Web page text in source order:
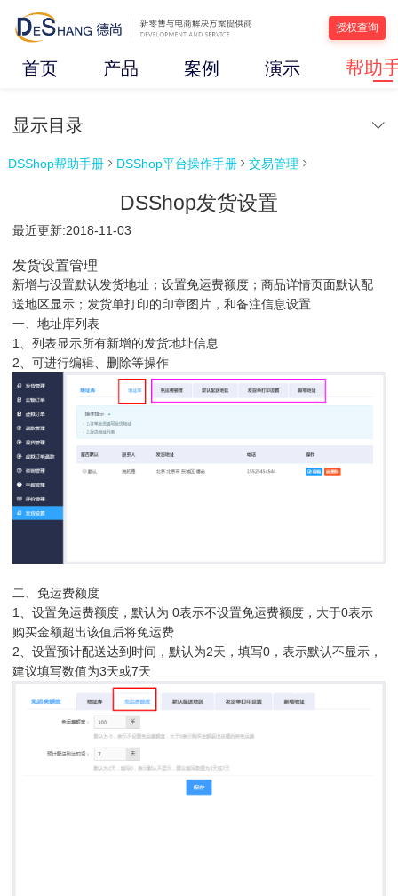
授权查询
首页 产品 案例 演示 帮助
显示目录
DSShop帮助手册  DSShop平台操作手册  交易管理 
DSShop发货设置
最近更新:2018-11-03
发货设置管理
新增与设置默认发货地址；设置免运费额度；商品详情页面默认配
送地区显示；发货单打印的印章图片，和备注信息设置
一、地址库列表
1、列表显示所有新增的发货地址信息
2、可进行编辑、删除等操作
二、免运费额度
1、设置免运费额度，默认为 0表示不设置免运费额度，大于0表示
购买金额超出该值后将免运费
2、设置预计配送达到时间，默认为2天，填写0，表示默认不显示，
建议填写数值为3天或7天